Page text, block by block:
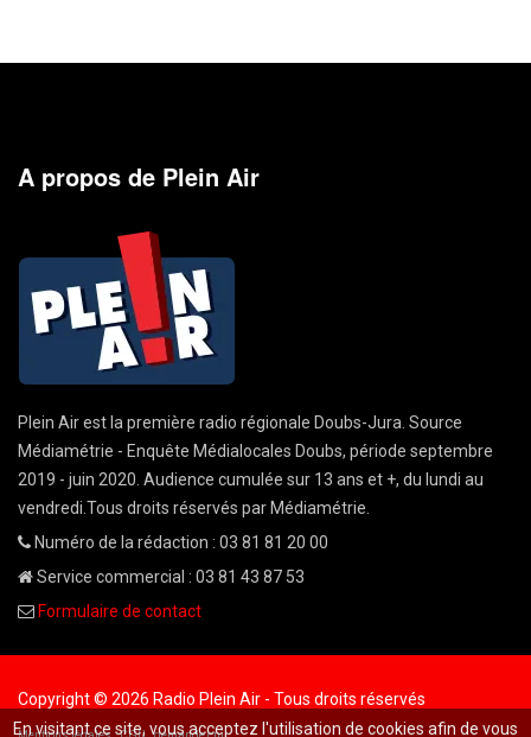
A propos de Plein Air
Plein Air est la première radio régionale Doubs-Jura. Source
Médiamétrie - Enquête Médialocales Doubs, période septembre
2019 - juin 2020. Audience cumulée sur 13 ans et +, du lundi au
vendredi.Tous droits réservés par Médiamétrie.
Numéro de la rédaction : 03 81 81 20 00
Service commercial : 03 81 43 87 53
Formulaire de contact
Copyright © 2026 Radio Plein Air - Tous droits réservés
En visitant ce site, vous acceptez l'utilisation de cookies afin de vous